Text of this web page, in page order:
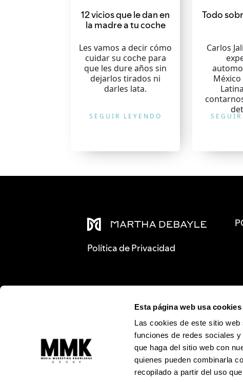
Esta página web usa cookies
Las cookies de este sitio
funciones de redes sociales
que haga del sitio web con
quienes pueden combinarla
recopilado a partir del uso
12 vicios que le dan en
la madre a tu coche
Les vamos a decir cómo
cuidar su coche para
que les dure años sin
dejarlos tirados ni
darles lata.
SEGUIR LEYENDO
Todo
Carlos
México
Política de Privacidad